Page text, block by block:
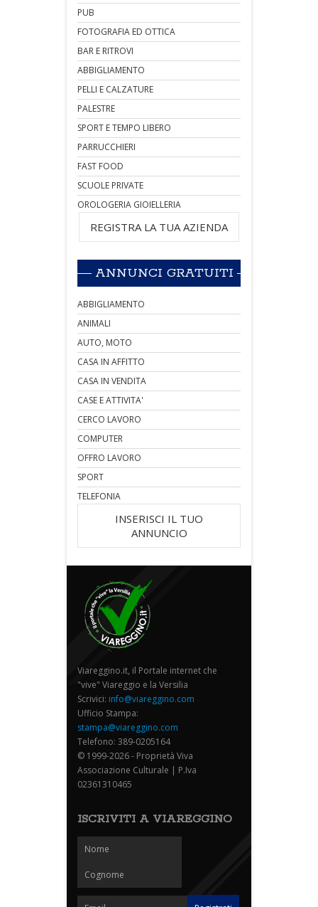
PUB
FOTOGRAFIA ED OTTICA
BAR E RITROVI
ABBIGLIAMENTO
PELLI E CALZATURE
PALESTRE
SPORT E TEMPO LIBERO
PARRUCCHIERI
FAST FOOD
SCUOLE PRIVATE
OROLOGERIA GIOIELLERIA
REGISTRA LA TUA AZIENDA
ANNUNCI GRATUITI
ABBIGLIAMENTO
ANIMALI
AUTO, MOTO
CASA IN AFFITTO
CASA IN VENDITA
CASE E ATTIVITA'
CERCO LAVORO
COMPUTER
OFFRO LAVORO
SPORT
TELEFONIA
INSERISCI IL TUO
ANNUNCIO
Viareggino.it, il Portale internet che
"vive" Viareggio e la Versilia
Scrivici: info@viareggino.com
Ufficio Stampa:
stampa@viareggino.com
Telefono: 389-0205164
© 1999-2026 - Proprietà Viva
Associazione Culturale | P.Iva
02361310465
ISCRIVITI A VIAREGGINO